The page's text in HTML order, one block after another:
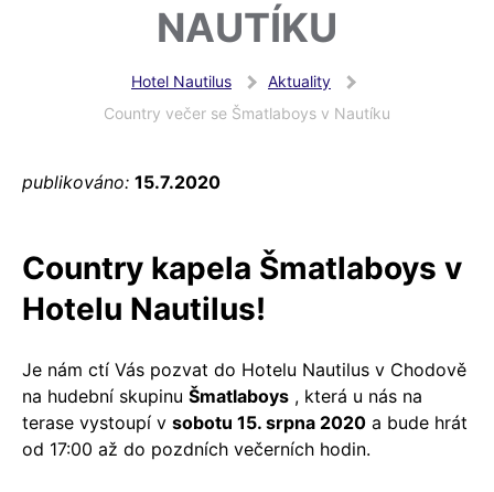
NAUTÍKU
Hotel Nautilus
Aktuality
Country večer se Šmatlaboys v Nautíku
publikováno: 15.7.2020
Country kapela Šmatlaboys v
Hotelu Nautilus!
Je nám ctí Vás pozvat do Hotelu Nautilus v Chodově
na hudební skupinu Šmatlaboys , která u nás na
terase vystoupí v sobotu 15. srpna 2020 a bude hrát
od 17:00 až do pozdních večerních hodin.